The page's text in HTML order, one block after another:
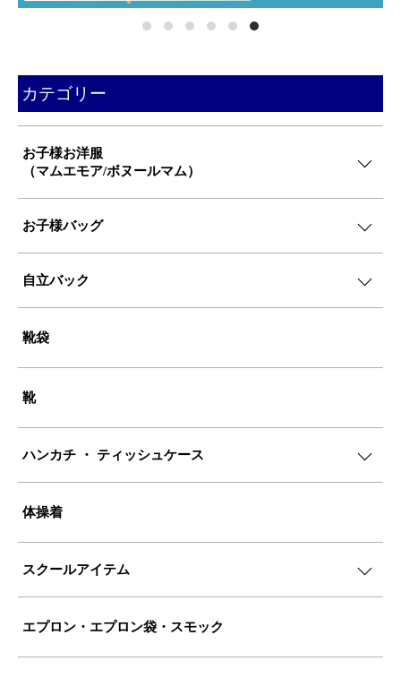
カテゴリー
お子様お洋服
（マムエモア/ボヌールマム）
お子様バッグ
自立バック
靴袋
靴
ハンカチ ・ ティッシュケース
体操着
スクールアイテム
エプロン・エプロン袋・スモック